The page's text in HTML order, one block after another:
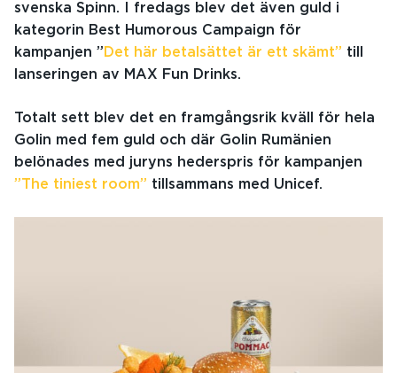
svenska Spinn. I fredags blev det även guld i
kategorin Best Humorous Campaign för
kampanjen ” Det här betalsättet är ett skämt” till
lanseringen av MAX Fun Drinks.
Totalt sett blev det en framgångsrik kväll för hela
Golin med fem guld och där Golin Rumänien
belönades med juryns hederspris för kampanjen
”The tiniest room” tillsammans med Unicef.